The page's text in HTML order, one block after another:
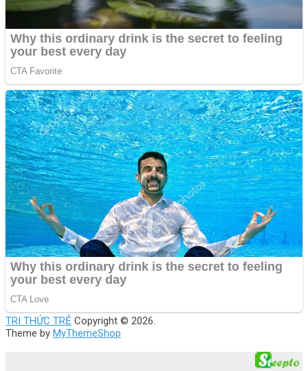
TRI THỨC TRẺ Copyright © 2026.
Theme by MyThemeShop